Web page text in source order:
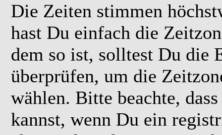
Die Zeiten stimmen
hast Du einfach die
dem so ist, solltest Du die
überprüfen, um die
wählen. Bitte beachte,
kannst, wenn Du ein